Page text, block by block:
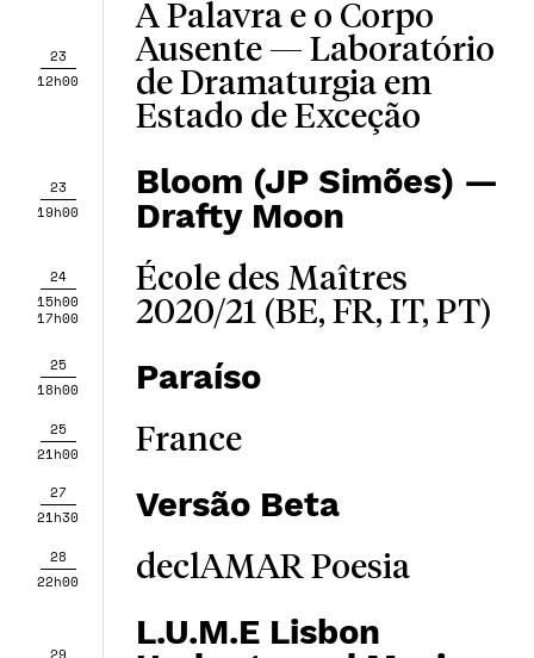
23
12h00
A Palavra e o Corpo
Ausente — Laboratório
de Dramaturgia em
Estado de Exceção
23
19h00
Bloom (JP Simões) —
Drafty Moon
24
15h00
17h00
École des Maîtres
2020/21 (BE, FR, IT, PT)
25
18h00
Paraíso
25
21h00
France
27
21h30
Versão Beta
28
22h00
declAMAR Poesia
L.U.M.E Lisbon